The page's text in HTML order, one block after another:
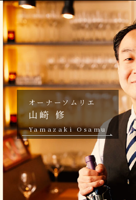
オーナーソムリエ
山崎 修
Yamazaki Osamu